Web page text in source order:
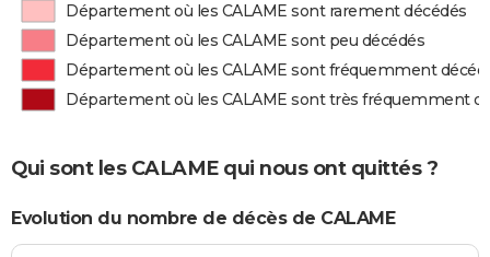
Département où les CALAME sont rarement décédés
Département où les CALAME sont peu décédés
Département où les CALAME sont fréquemment
Département où les CALAME sont très fréquemment
Qui sont les CALAME qui nous ont quittés ?
Evolution du nombre de décès de CALAME